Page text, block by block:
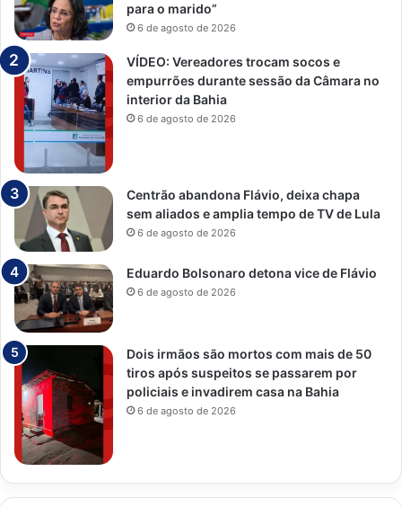
para o marido”
6 de agosto de 2026
VÍDEO: Vereadores trocam socos e
empurrões durante sessão da Câmara no
interior da Bahia
6 de agosto de 2026
Centrão abandona Flávio, deixa chapa
sem aliados e amplia tempo de TV de Lula
6 de agosto de 2026
Eduardo Bolsonaro detona vice de Flávio
6 de agosto de 2026
Dois irmãos são mortos com mais de 50
tiros após suspeitos se passarem por
policiais e invadirem casa na Bahia
6 de agosto de 2026